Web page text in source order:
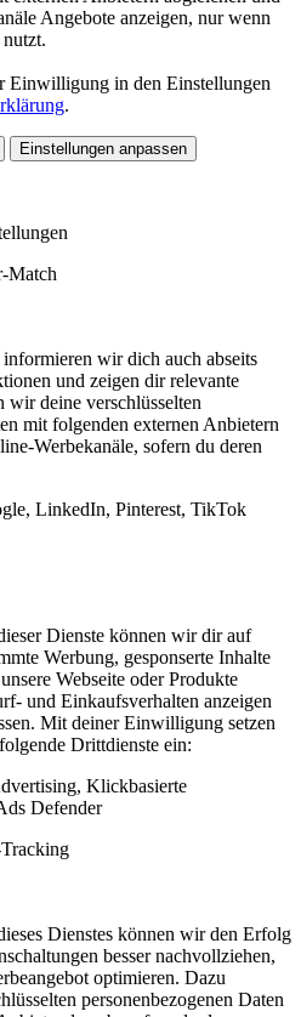
Angebote anzeigen, nur wenn
Einwilligung in den Einstellungen
.
Einstellungen anpassen
Match
wir dich auch abseits
und zeigen dir relevante
wir deine verschlüsselten
mit folgenden externen Anbietern
Werbekanäle, sofern du deren
LinkedIn, Pinterest, TikTok
Dienste können wir dir auf
Werbung, gesponserte Inhalte
Webseite oder Produkte
und Einkaufsverhalten anzeigen
Mit deiner Einwilligung setzen
Drittdienste ein:
Klickbasierte
Defender
Dienstes können wir den Erfolg
besser nachvollziehen,
optimieren. Dazu
personenbezogenen Daten